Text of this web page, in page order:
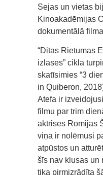
Sejas un vietas
Kinoakadēmijas
dokumentālā
“Ditas Rietumas
izlases” cikla
skatīsimies “3
in Quiberon,
Atefa ir
filmu par trim
aktrises Romijas
viņa ir nolēmusi
atpūstos un
šīs nav klusas
tika pirmizrādīta